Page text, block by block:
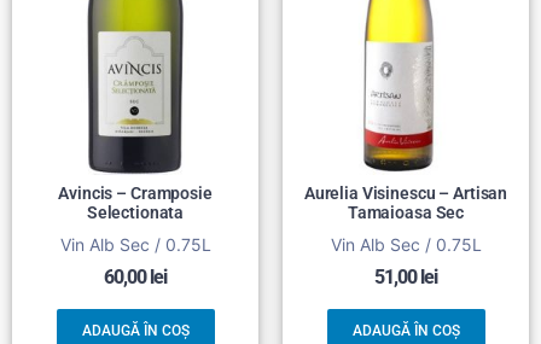
Avincis – Cramposie
Selectionata
Vin Alb Sec / 0.75L
60,00lei
ADAUGĂ ÎN COȘ
Aurelia Visinescu – Artisan
Tamaioasa Sec
Vin Alb Sec / 0.75L
51,00lei
ADAUGĂ ÎN COȘ